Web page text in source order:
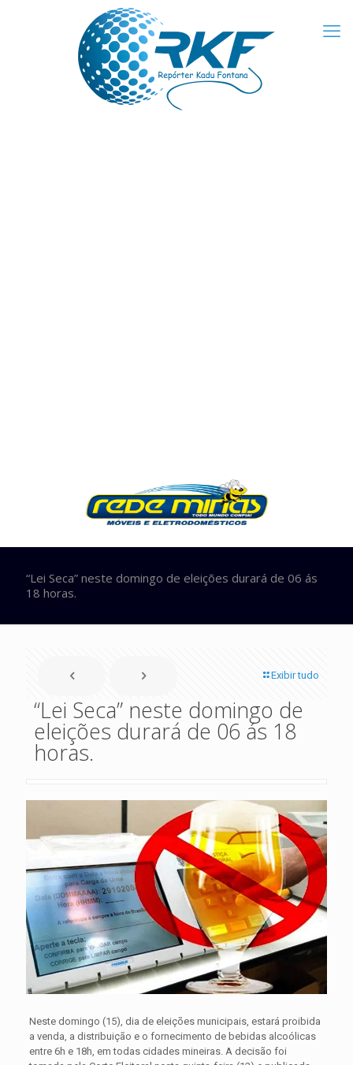
“Lei Seca” neste domingo de eleições durará de 06 ás
18 horas.
Exibir tudo
“Lei Seca” neste domingo de
eleições durará de 06 ás 18
horas.
Neste domingo (15), dia de eleições municipais, estará proibida
a venda, a distribuição e o fornecimento de bebidas alcoólicas
entre 6h e 18h, em todas cidades mineiras. A decisão foi